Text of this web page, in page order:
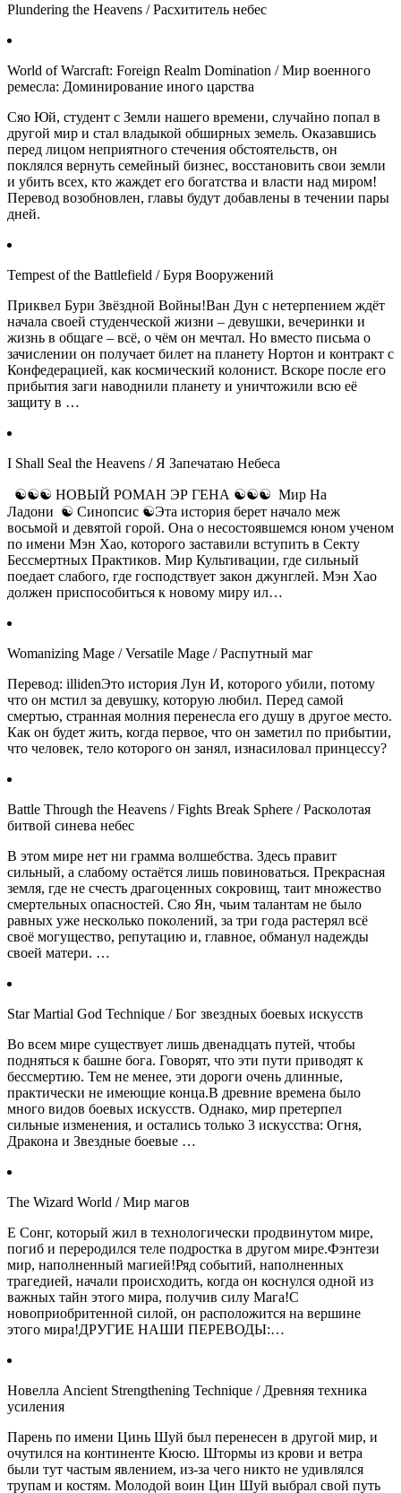
Plundering the Heavens / Расхититель небес
World of Warcraft: Foreign Realm Domination / Мир военного
ремесла: Доминирование иного царства
Сяо Юй, студент с Земли нашего времени, случайно попал в
другой мир и стал владыкой обширных земель. Оказавшись
перед лицом неприятного стечения обстоятельств, он
поклялся вернуть семейный бизнес, восстановить свои земли
и убить всех, кто жаждет его богатства и власти над миром!
Перевод возобновлен, главы будут добавлены в течении пары
дней.
Tempest of the Battlefield / Буря Вооружений
Приквел Бури Звёздной Войны!Ван Дун с нетерпением ждёт
начала своей студенческой жизни – девушки, вечеринки и
жизнь в общаге – всё, о чём он мечтал. Но вместо письма о
зачислении он получает билет на планету Нортон и контракт с
Конфедерацией, как космический колонист. Вскоре после его
прибытия заги наводнили планету и уничтожили всю её
защиту в …
I Shall Seal the Heavens / Я Запечатаю Небеса
☯☯☯ НОВЫЙ РОМАН ЭР ГЕНА ☯☯☯ Мир На
Ладони ☯ Синопсис ☯Эта история берет начало меж
восьмой и девятой горой. Она о несостоявшемся юном ученом
по имени Мэн Хао, которого заставили вступить в Секту
Бессмертных Практиков. Мир Культивации, где сильный
поедает слабого, где господствует закон джунглей. Мэн Хао
должен приспособиться к новому миру ил…
Womanizing Mage / Versatile Mage / Распутный маг
Перевод: illidenЭто история Лун И, которого убили, потому
что он мстил за девушку, которую любил. Перед самой
смертью, странная молния перенесла его душу в другое место.
Как он будет жить, когда первое, что он заметил по прибытии,
что человек, тело которого он занял, изнасиловал принцессу?
Battle Through the Heavens / Fights Break Sphere / Расколотая
битвой синева небес
В этом мире нет ни грамма волшебства. Здесь правит
сильный, а слабому остаётся лишь повиноваться. Прекрасная
земля, где не счесть драгоценных сокровищ, таит множество
смертельных опасностей. Сяо Ян, чьим талантам не было
равных уже несколько поколений, за три года растерял всё
своё могущество, репутацию и, главное, обманул надежды
своей матери. …
Star Martial God Technique / Бог звездных боевых искусств
Во всем мире существует лишь двенадцать путей, чтобы
подняться к башне бога. Говорят, что эти пути приводят к
бессмертию. Тем не менее, эти дороги очень длинные,
практически не имеющие конца.В древние времена было
много видов боевых искусств. Однако, мир претерпел
сильные изменения, и остались только 3 искусства: Огня,
Дракона и Звездные боевые …
The Wizard World / Мир магов
Е Сонг, который жил в технологически продвинутом мире,
погиб и переродился теле подростка в другом мире.Фэнтези
мир, наполненный магией!Ряд событий, наполненных
трагедией, начали происходить, когда он коснулся одной из
важных тайн этого мира, получив силу Мага!С
новоприобритенной силой, он расположится на вершине
этого мира!ДРУГИЕ НАШИ ПЕРЕВОДЫ:…
Новелла Ancient Strengthening Technique / Древняя техника
усиления
Парень по имени Цинь Шуй был перенесен в другой мир, и
очутился на континенте Кюсю. Штормы из крови и ветра
были тут частым явлением, из-за чего никто не удивлялся
трупам и костям. Молодой воин Цин Шуй выбрал свой путь